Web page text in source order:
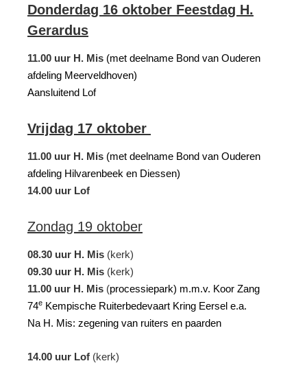
Donderdag 16 oktober Feestdag H.
Gerardus
11.00 uur H. Mis (met deelname Bond van Ouderen
afdeling Meerveldhoven)
Aansluitend Lof
Vrijdag 17 oktober
11.00 uur H. Mis (met deelname Bond van Ouderen
afdeling Hilvarenbeek en Diessen)
14.00 uur Lof
Zondag 19 oktober
08.30 uur H. Mis (kerk)
09.30 uur H. Mis (kerk)
11.00 uur H. Mis (processiepark) m.m.v. Koor Zang
74e Kempische Ruiterbedevaart Kring Eersel e.a.
Na H. Mis: zegening van ruiters en paarden
14.00 uur Lof (kerk)